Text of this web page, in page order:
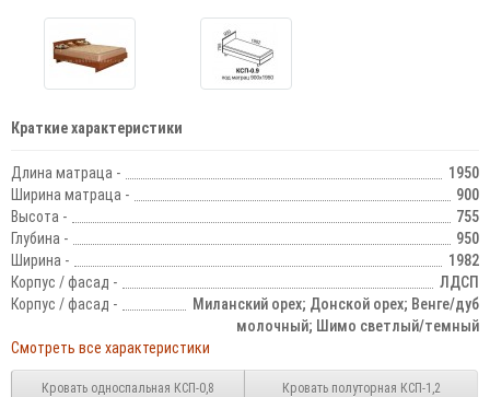
Краткие характеристики
Длина матраца -
1950
Ширина матраца -
900
Высота -
755
Глубина -
950
Ширина -
1982
Корпус / фасад -
ЛДСП
Корпус / фасад -
Миланский орех; Донской орех; Венге/дуб
молочный; Шимо светлый/темный
Смотреть все характеристики
Кровать односпальная КСП-0,8 Кровать полуторная КСП-1,2